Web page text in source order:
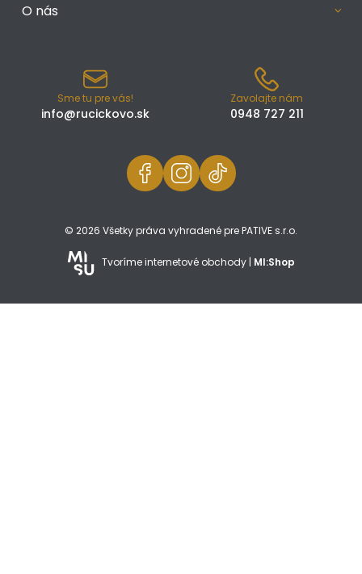
O nás
Sme tu pre vás!
info@rucickovo.sk
Zavolajte nám
0948 727 211
© 2026 Všetky práva vyhradené pre PATIVE s.r.o.
Tvoríme internetové obchody | MI:Shop